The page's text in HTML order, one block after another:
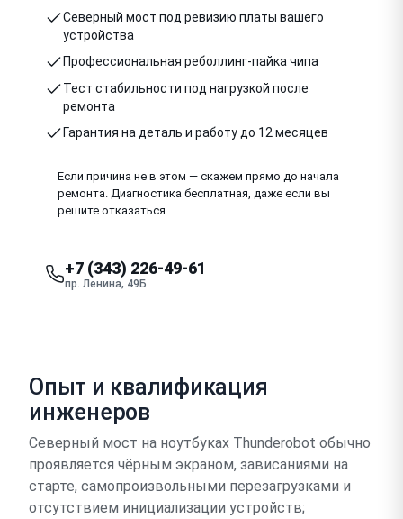
Северный мост под ревизию платы вашего
устройства
Профессиональная реболлинг-пайка чипа
Тест стабильности под нагрузкой после
ремонта
Гарантия на деталь и работу до 12 месяцев
Если причина не в этом — скажем прямо до начала
ремонта. Диагностика бесплатная, даже если вы
решите отказаться.
+7 (343) 226-49-61
пр. Ленина, 49Б
Опыт и квалификация
инженеров
Северный мост на ноутбуках Thunderobot обычно
проявляется чёрным экраном, зависаниями на
старте, самопроизвольными перезагрузками и
отсутствием инициализации устройств;